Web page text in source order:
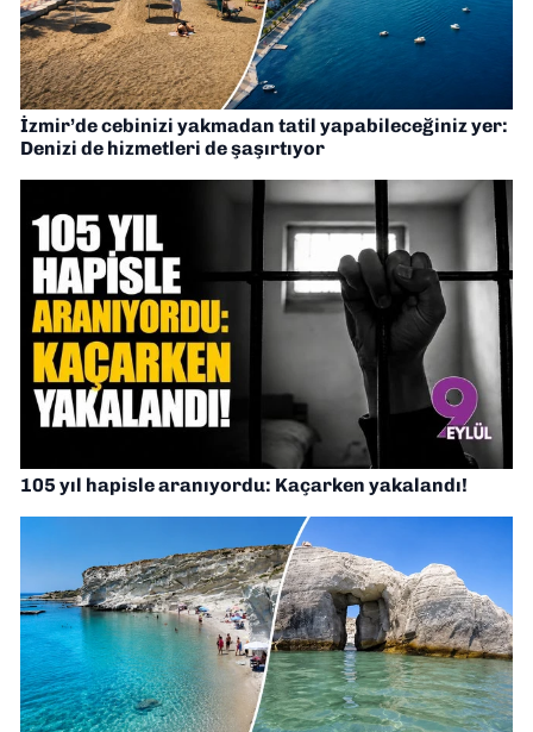
İzmir’de cebinizi yakmadan tatil yapabileceğiniz yer:
Denizi de hizmetleri de şaşırtıyor
105 yıl hapisle aranıyordu: Kaçarken yakalandı!